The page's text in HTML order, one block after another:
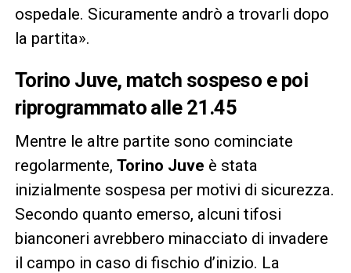
ospedale. Sicuramente andrò a trovarli dopo
la partita».
Torino Juve, match sospeso e poi
riprogrammato alle 21.45
Mentre le altre partite sono cominciate
regolarmente, Torino Juve è stata
inizialmente sospesa per motivi di sicurezza.
Secondo quanto emerso, alcuni tifosi
bianconeri avrebbero minacciato di invadere
il campo in caso di fischio d’inizio. La